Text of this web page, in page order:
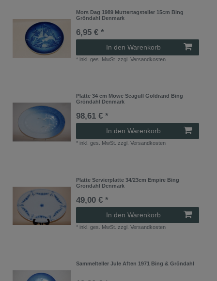
Mors Dag 1989 Muttertagsteller 15cm Bing
Gröndahl Denmark
6,95 € *
In den Warenkorb
* inkl. ges. MwSt. zzgl.Versandkosten
Platte 34 cm Möwe Seagull Goldrand Bing
Gröndahl Denmark
98,61 € *
In den Warenkorb
* inkl. ges. MwSt. zzgl.Versandkosten
Platte Servierplatte 34/23cm Empire Bing
Gröndahl Denmark
49,00 € *
In den Warenkorb
* inkl. ges. MwSt. zzgl.Versandkosten
Sammelteller Jule Aften 1971 Bing & Gröndahl